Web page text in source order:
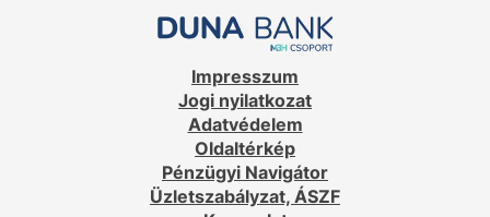
Impresszum
Jogi nyilatkozat
Adatvédelem
Oldaltérkép
Pénzügyi Navigátor
Üzletszabályzat, ÁSZF